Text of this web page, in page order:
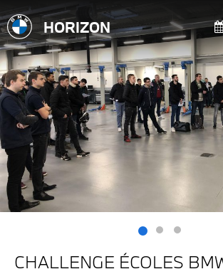
HORIZON
CHALLENGE ÉCOLES